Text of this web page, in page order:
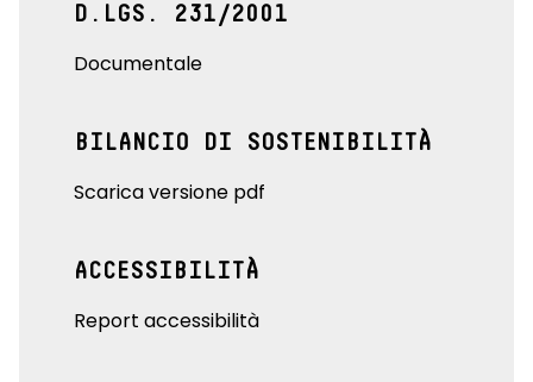
D.LGS. 231/2001
Documentale
BILANCIO DI SOSTENIBILITÀ
Scarica versione pdf
ACCESSIBILITÀ
Report accessibilità